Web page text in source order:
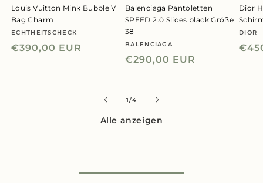
Louis Vuitton Mink Bubble V
Bag Charm
Anbieter:
ECHTHEITSCHECK
Normaler
€390,00 EUR
Balenciaga Pantoletten
SPEED 2.0 Slides black Größe
38
Anbieter:
BALENCIAGA
Normaler
€290,00 EUR
Dior
DIOR
1/von
4
Alle anzeigen